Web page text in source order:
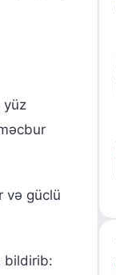
yüz
və güclü
bildirib: